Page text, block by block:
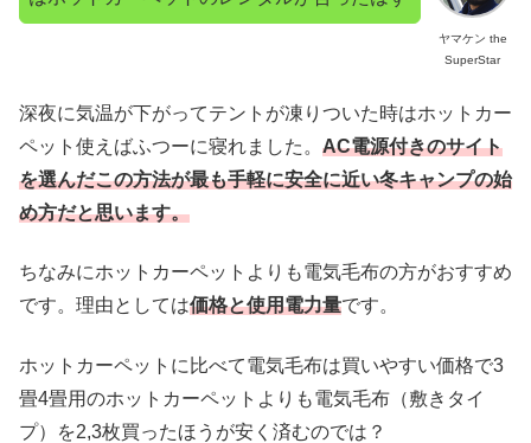
ヤマケン the
SuperStar
深夜に気温が下がってテントが凍りついた時はホットカー
ペット使えばふつーに寝れました。 AC電源付きのサイト
を選んだこの方法が最も手軽に安全に近い冬キャンプの始
め方だと思います。
ちなみにホットカーペットよりも電気毛布の方がおすすめ
です。理由としては価格と使用電力量です。
ホットカーペットに比べて電気毛布は買いやすい価格で3
畳4畳用のホットカーペットよりも電気毛布（敷きタイ
プ）を2,3枚買ったほうが安く済むのでは？